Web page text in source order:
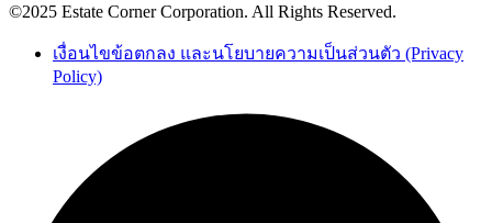
©2025 Estate Corner Corporation. All Rights Reserved.
เงื่อนไขข้อตกลง และนโยบายความเป็นส่วนตัว (Privacy
Policy)